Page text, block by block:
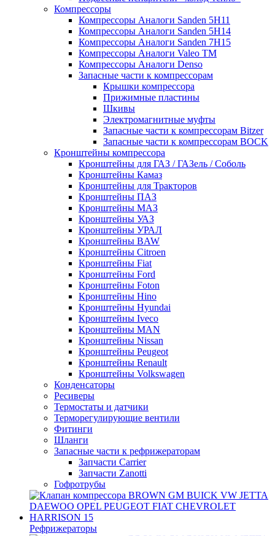
Компрессоры
Компрессоры Аналоги Sanden 5H11
Компрессоры Аналоги Sanden 5H14
Компрессоры Аналоги Sanden 7H15
Компрессоры Аналоги Valeo ТМ
Компрессоры Аналоги Denso
Запасные части к компрессорам
Крышки компрессора
Прижимные пластины
Шкивы
Электромагнитные муфты
Запасные части к компрессорам Bitzer
Запасные части к компрессорам BOCK
Кронштейны компрессора
Кронштейны для ГАЗ / ГАЗель / Соболь
Кронштейны Камаз
Кронштейны для Тракторов
Кронштейны ПАЗ
Кронштейны МАЗ
Кронштейны УАЗ
Кронштейны УРАЛ
Кронштейны BAW
Кронштейны Citroen
Кронштейны Fiat
Кронштейны Ford
Кронштейны Foton
Кронштейны Hino
Кронштейны Hyundai
Кронштейны Iveco
Кронштейны MAN
Кронштейны Nissan
Кронштейны Peugeot
Кронштейны Renault
Кронштейны Volkswagen
Конденсаторы
Ресиверы
Термостаты и датчики
Терморегулирующие вентили
Фитинги
Шланги
Запасные части к рефрижераторам
Запчасти Carrier
Запчасти Zanotti
Гофротрубы
Рефрижераторы